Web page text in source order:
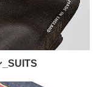
_SUITS